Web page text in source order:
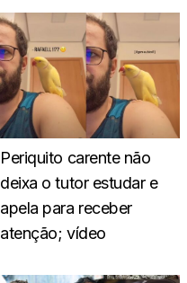
Periquito carente não
deixa o tutor estudar e
apela para receber
atenção; vídeo